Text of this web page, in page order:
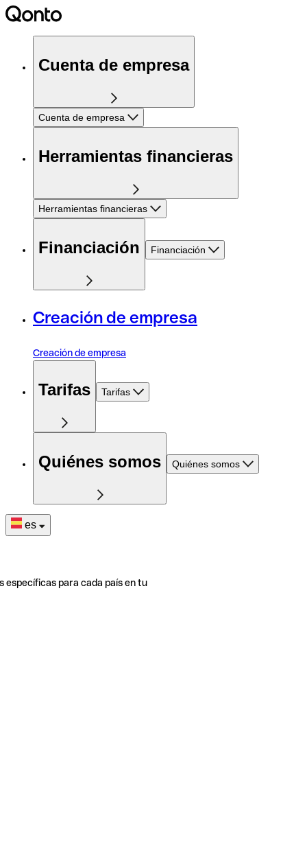
Cuenta de empresa
Cuenta de empresa
Herramientas financieras
Herramientas financieras
Financiación Financiación
Creación de empresa
Creación de empresa
Tarifas Tarifas
Quiénes somos Quiénes somos
es
específicas para cada país en tu